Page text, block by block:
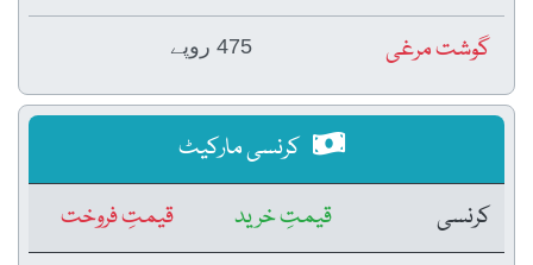
گوشت مرغی 475 روپے
کرنسی مارکیٹ
کرنسی
قیمتِ خرید
قیمتِ فروخت